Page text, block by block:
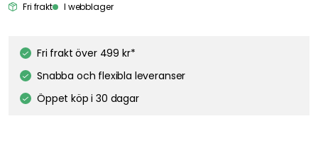
Fri frakt I webblager
Fri frakt över 499 kr*
Snabba och flexibla leveranser
Öppet köp i 30 dagar